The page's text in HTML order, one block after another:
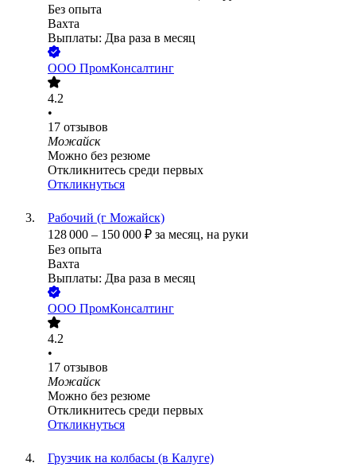
Без опыта
Вахта
Выплаты: Два раза в месяц
ООО ПромКонсалтинг
4.2
•
17 отзывов
Можайск
Можно без резюме
Откликнитесь среди первых
Откликнуться
Рабочий (г Можайск)
128 000 – 150 000 ₽ за месяц, на руки
Без опыта
Вахта
Выплаты: Два раза в месяц
ООО ПромКонсалтинг
4.2
•
17 отзывов
Можайск
Можно без резюме
Откликнитесь среди первых
Откликнуться
Грузчик на колбасы (в Калуге)